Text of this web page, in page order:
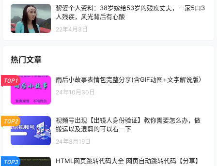
黎姿个人资料：38岁嫁给53岁的残疾丈夫，一家5口3
人残疾，风光背后有心酸
22年4月3日
热门文章
TOP1 雨后小故事表情包完整分享(含GIF动图+文字解说版）
24年10月30日
TOP2
视频号出现【出镜人身份验证】教你需要怎么办，做
搬运以及混剪的可以看一下
24年3月15日
TOP3 HTML网页跳转代码大全 网页自动跳转代码【分享】